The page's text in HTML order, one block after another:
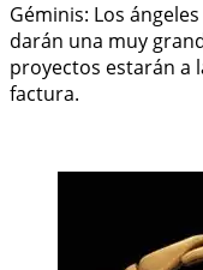
Géminis: Los
darán una muy
proyectos estarán a
factura.